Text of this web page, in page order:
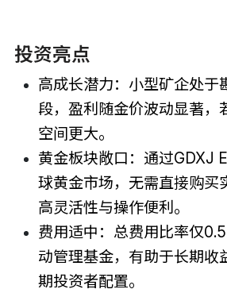
投资亮点
高成长潜力：小型矿企处于
段，盈利随金价波动显著，
空间更大。
黄金板块敞口：通过GDXJ
球黄金市场，无需直接购买
高灵活性与操作便利。
费用适中：总费用比率仅
动管理基金，有助于长期收
期投资者配置。